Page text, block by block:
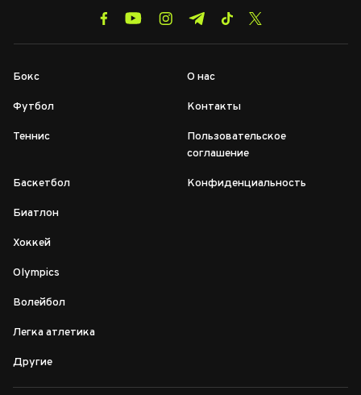
Бокс
Футбол
Теннис
Баскетбол
Биатлон
Хоккей
Olympics
Волейбол
Легка атлетика
Другие
О нас
Контакты
Пользовательское
соглашение
Конфиденциальность